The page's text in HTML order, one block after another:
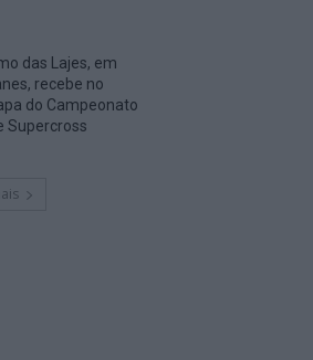
das Lajes, em
recebe no
do Campeonato
Supercross